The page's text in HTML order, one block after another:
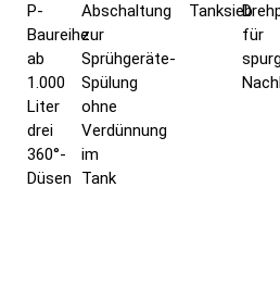
P-
Baureihe
ab
1.000
Liter
drei
360°-
Düsen
Abschaltung
zur
Sprühgeräte-
Spülung
ohne
Verdünnung
im
Tank
Tanksieb
für